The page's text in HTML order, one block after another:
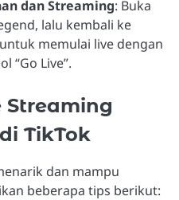
dan Streaming: Buka
lalu kembali ke
memulai live dengan
“Go Live”.
Streaming
TikTok
dan mampu
beberapa tips berikut: